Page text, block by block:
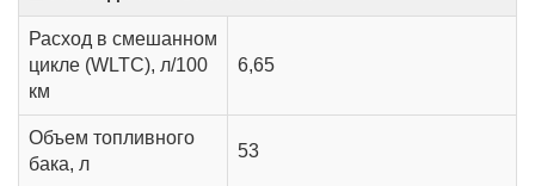
Расход в смешанном
цикле (WLTC), л/100
км
6,65
Объем топливного
бака, л
53